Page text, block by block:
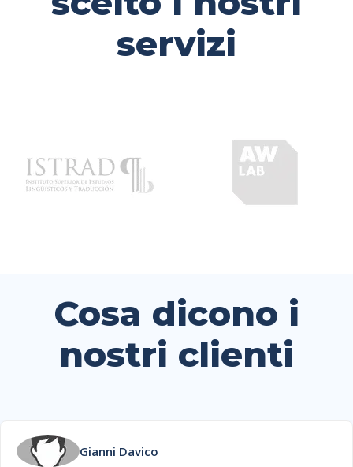
servizi
Cosa dicono i
nostri clienti
Gianni Davico